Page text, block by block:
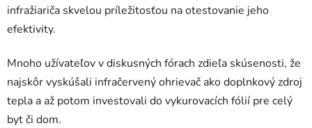
infražiariča skvelou príležitosťou na otestovanie jeho
efektivity.
Mnoho užívateľov v diskusných fórach zdieľa skúsenosti, že
najskôr vyskúšali infračervený ohrievač ako doplnkový zdroj
tepla a až potom investovali do vykurovacích fólií pre celý
byt či dom.